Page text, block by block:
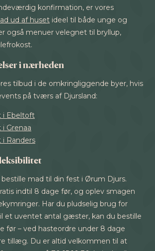
konfirmation, er vores
ud af huset ideel til både unge og
også menuer velegnet til bryllup,
i nærheden
tilbud i de omkringliggende byer, hvis
på tværs af Djursland:
i Ebeltoft
Grenaa
i Randers
mad til din fest i Ørum Djurs.
indtil 8 dage før, og oplev smagen
Har du pludselig brug for
et uventet antal gæster, kan du bestille
før – ved hasteordre under 8 dage
tillæg. Du er altid velkommen til at